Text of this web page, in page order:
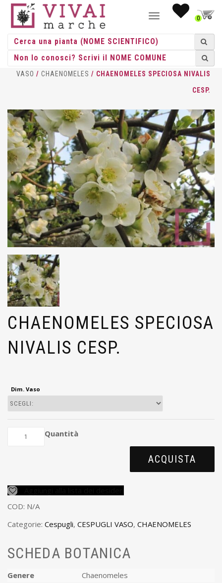
NAVIGAZIONE0
HOME /CESPUGLI CESPUGLI
VASO / CHAENOMELES / CHAENOMELES SPECIOSA NIVALIS
CESP.
CHAENOMELES SPECIOSA
NIVALIS CESP.
Dim. Vaso
Quantità
ACQUISTA
COD: N/A
Categorie: Cespugli, CESPUGLI VASO, CHAENOMELES
SCHEDA BOTANICA
Genere
Chaenomeles